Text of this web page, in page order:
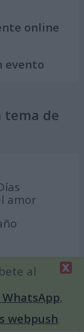
online
evento
tema de
amor
los
al
,
webpush.